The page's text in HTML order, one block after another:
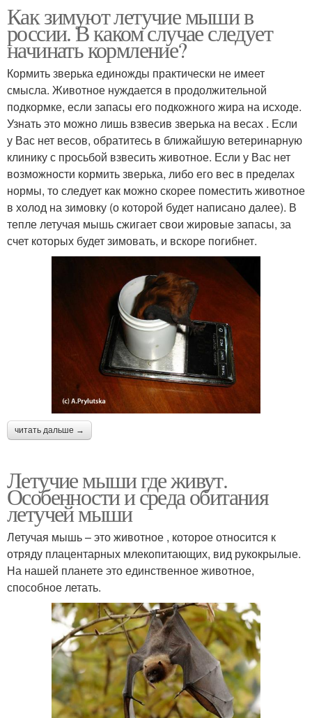
Как зимуют летучие мыши в
россии. В каком случае следует
начинать кормление?
Кормить зверька единожды практически не имеет
смысла. Животное нуждается в продолжительной
подкормке, если запасы его подкожного жира на исходе.
Узнать это можно лишь взвесив зверька на весах . Если
у Вас нет весов, обратитесь в ближайшую ветеринарную
клинику с просьбой взвесить животное. Если у Вас нет
возможности кормить зверька, либо его вес в пределах
нормы, то следует как можно скорее поместить животное
в холод на зимовку (о которой будет написано далее). В
тепле летучая мышь сжигает свои жировые запасы, за
счет которых будет зимовать, и вскоре погибнет.
читать дальше →
Летучие мыши где живут.
Особенности и среда обитания
летучей мыши
Летучая мышь – это животное , которое относится к
отряду плацентарных млекопитающих, вид рукокрылые.
На нашей планете это единственное животное,
способное летать.